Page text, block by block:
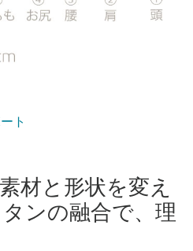
ト
素材と形状を変え
ンの融合で、理